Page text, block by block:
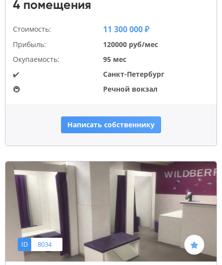
4 помещения
Стоимость: 11 300 000 ₽
Прибыль:
120000 руб/мес
Окупаемость:
95 мес
✔️
Санкт-Петербург
🚇
Речной вокзал
Написать собственнику
ID 8034